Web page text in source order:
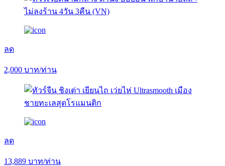
ลด
2,000 บาท/ท่าน
ลด
13,889 บาท/ท่าน